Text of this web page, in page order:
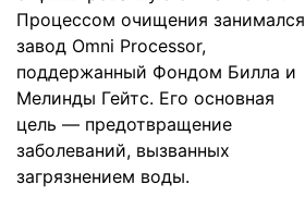
Процессом очищения занимался
завод Omni Processor,
поддержанный Фондом Билла и
Мелинды Гейтс. Его основная
цель — предотвращение
заболеваний, вызванных
загрязнением воды.